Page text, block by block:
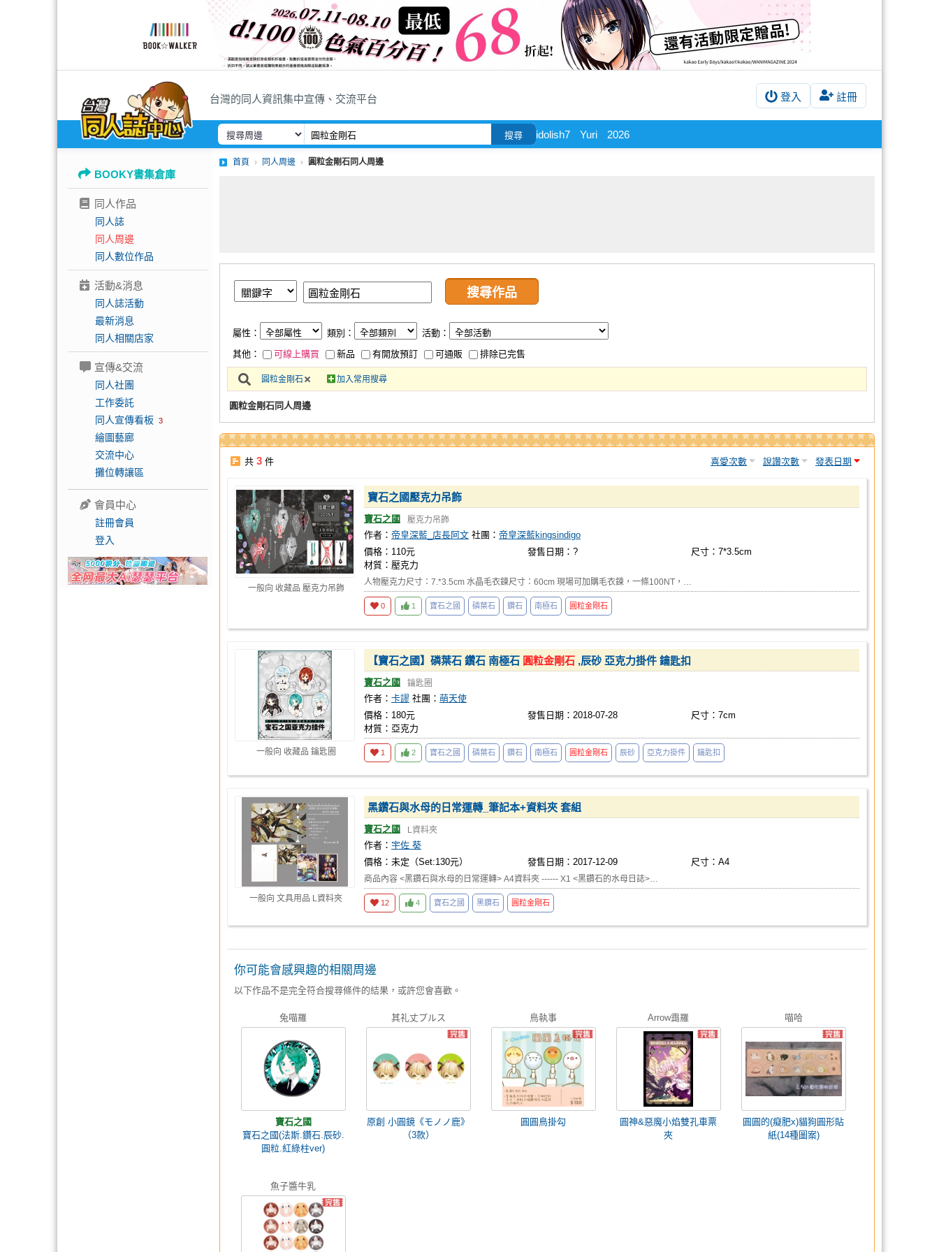
台灣的同人資訊集中宣傳、交流平台 登入 註冊
搜尋 idolish7 Yuri 2026
BOOKY書集倉庫
同人作品
同人誌
同人周邊
同人數位作品
活動&消息
同人誌活動
最新消息
同人相關店家
宣傳&交流
同人社團
工作委託
同人宣傳看板 3
繪圖藝廊
交流中心
攤位轉讓區
會員中心
註冊會員
登入
首頁 同人周邊 圓粒金剛石同人周邊
屬性： 類別：
活動：
其他：
可線上購買 新品 有開放預訂 可通販 排除已完售
圓粒金剛石 加入常用搜尋
圓粒金剛石同人周邊
共 3 件 喜愛次數 說讚次數 發表日期
一般向 收藏品 壓克力吊飾
寶石之國壓克力吊飾
寶石之國 壓克力吊飾
作者： 帝皇深藍_店長阿文 社團： 帝皇深藍kingsindigo
價格：110元
發售日期：?
尺寸：7*3.5cm
材質：壓克力
人物壓克力尺寸：7.*3.5cm 水晶毛衣鍊尺寸：60cm 現場可加購毛衣鍊，一條100NT，…
0 1 寶石之國 磷葉石 鑽石 南極石 圓粒金剛石
一般向 收藏品 鑰匙圈
【寶石之國】磷葉石 鑽石 南極石 圓粒金剛石 ,辰砂 亞克力掛件 鑰匙扣
寶石之國 鑰匙圈
作者： 卡謬 社團： 萌天使
價格：180元
發售日期：2018-07-28
尺寸：7cm
材質：亞克力
1 2 寶石之國 磷葉石 鑽石 南極石 圓粒金剛石 辰砂 亞克力掛件 鑰匙扣
一般向 文具用品 L資料夾
黑鑽石與水母的日常運轉_筆記本+資料夾 套組
寶石之國 L資料夾
作者： 宇佐 葵
價格：未定（Set:130元）
發售日期：2017-12-09 尺寸：A4
商品內容 <黑鑽石與水母的日常運轉> A4資料夾 ------ X1 <黑鑽石的水母日誌>…
12 4 寶石之國 黑鑽石 圓粒金剛石
你可能會感興趣的相關周邊
以下作品不是完全符合搜尋條件的結果，或許您會喜歡。
兔喵羅
寶石之國
寶石之國(法斯.鑽石.辰砂.
圓粒.紅綠柱ver)
其礼丈プルス
原創 小圓鏡《モノノ鹿》
（3款）
鳥執事
圓圓鳥掛勾
Arrow靄羅
圓神&惡魔小焰雙孔車票
夾
喵哈
圓圓的(癡肥x)貓狗圓形貼
紙(14種圖案)
魚子醬牛乳